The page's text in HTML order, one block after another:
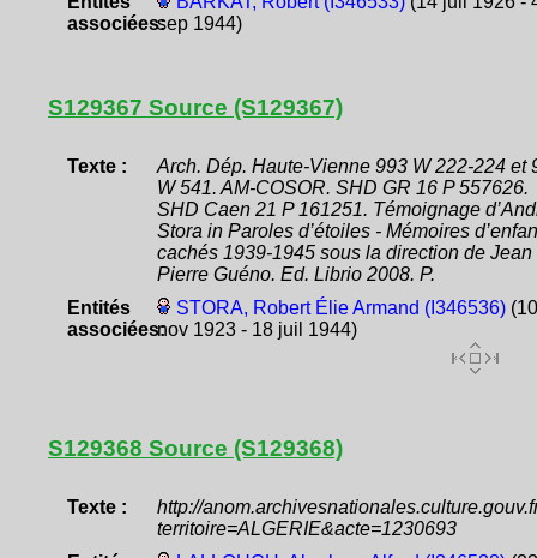
associées:sep 1944)
S129367 Source (S129367)
Texte :
Arch. Dép. Haute-Vienne 993 W 222-224 et
W 541. AM-COSOR. SHD GR 16 P 557626.
SHD Caen 21 P 161251. Témoignage
Stora in Paroles d’étoiles - Mémoires
cachés 1939-1945 sous la direction de Jean
Pierre Guéno. Ed. Librio 2008. P.
Entités
associées:
STORA, Robert Élie Armand (I346536)(10
nov 1923 - 18 juil 1944)
S129368 Source (S129368)
Texte :
http://
territoire=ALGERIE&acte=1230693